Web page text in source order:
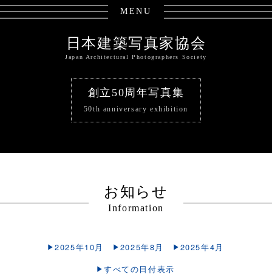
MENU
日本建築写真家協会
Japan Architectural Photographers Society
創立50周年写真集
50th anniversary exhibition
お知らせ
Information
2025年10月 2025年8月
2025年4月
すべての日付表示